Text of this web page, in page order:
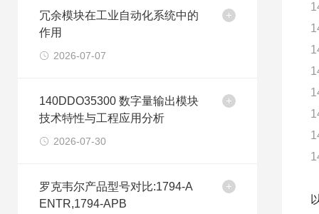
冗余模块在工业自动化系统中的
作用
2026-07-07
140DDO35300 数字量输出模块
技术特性与工程应用分析
2026-07-30
罗克韦尔产品型号对比:1794-A
ENTR,1794-APB